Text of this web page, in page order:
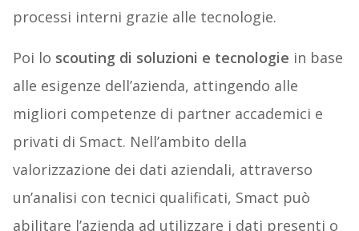
processi interni grazie alle tecnologie.
Poi lo scouting di soluzioni e tecnologie in base
alle esigenze dell’azienda, attingendo alle
migliori competenze di partner accademici e
privati di Smact. Nell’ambito della
valorizzazione dei dati aziendali, attraverso
un’analisi con tecnici qualificati, Smact può
abilitare l’azienda ad utilizzare i dati presenti o